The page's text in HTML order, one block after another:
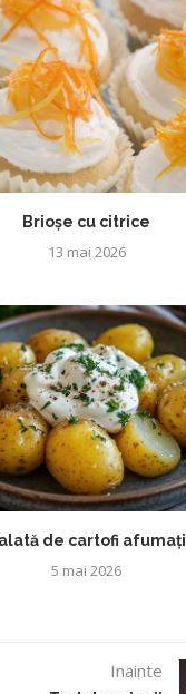
Brioșe cu citrice
13 mai 2026
de cartofi afumați
5 mai 2026
Inainte